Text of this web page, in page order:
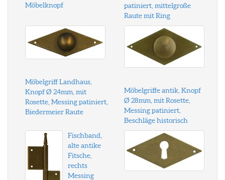
Möbelknopf
patiniert, mittelgroße
Raute mit Ring
Möbelgriff Landhaus,
Knopf Ø 24mm, mit
Rosette, Messing patiniert,
Biedermeier Raute
Möbelgriffe antik, Knopf
Ø 28mm, mit Rosette,
Messing patiniert,
Beschläge historisch
Fischband,
alte antike
Fitsche,
rechts
Messing